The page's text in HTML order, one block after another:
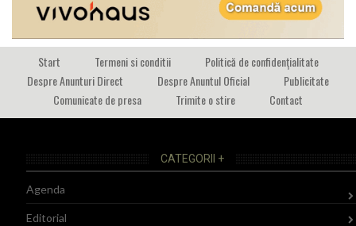
Start Termeni si conditii
Politică de confidențialitate
Despre Anunturi Direct
Despre Anuntul Oficial
Publicitate
Comunicate de presa
Trimite o stire Contact
CATEGORII +
Agenda
Editorial